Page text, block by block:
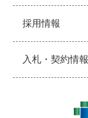
採用情報
入札・契約情報